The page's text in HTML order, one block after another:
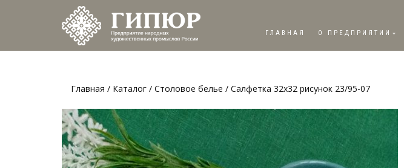
ГЛАВНАЯ О ПРЕДПРИЯТИИ
Главная / Каталог / Столовое белье / Салфетка 32х32 рисунок 23/95-07